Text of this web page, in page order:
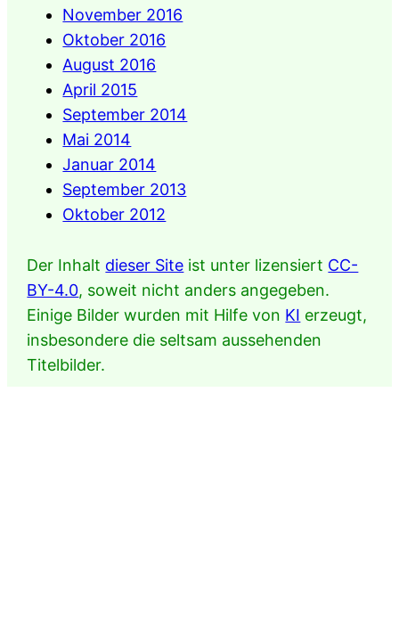
November 2016
Oktober 2016
August 2016
April 2015
September 2014
Mai 2014
Januar 2014
September 2013
Oktober 2012
Der Inhalt dieser Site ist unter lizensiert CC-
BY-4.0, soweit nicht anders angegeben.
Einige Bilder wurden mit Hilfe von KI erzeugt,
insbesondere die seltsam aussehenden
Titelbilder.